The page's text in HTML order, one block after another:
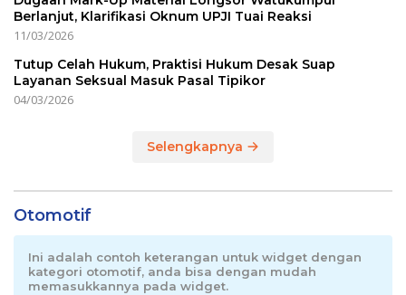
Berlanjut, Klarifikasi Oknum UPJI Tuai Reaksi
11/03/2026
Tutup Celah Hukum, Praktisi Hukum Desak Suap
Layanan Seksual Masuk Pasal Tipikor
04/03/2026
Selengkapnya
Otomotif
Ini adalah contoh keterangan untuk widget dengan
kategori otomotif, anda bisa dengan mudah
memasukkannya pada widget.